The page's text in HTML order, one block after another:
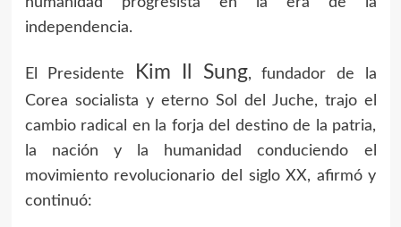
independencia.
El Presidente Kim Il Sung, fundador de la
Corea socialista y eterno Sol del Juche, trajo el
cambio radical en la forja del destino de la patria,
la nación y la humanidad conduciendo el
movimiento revolucionario del siglo XX, afirmó y
continuó: